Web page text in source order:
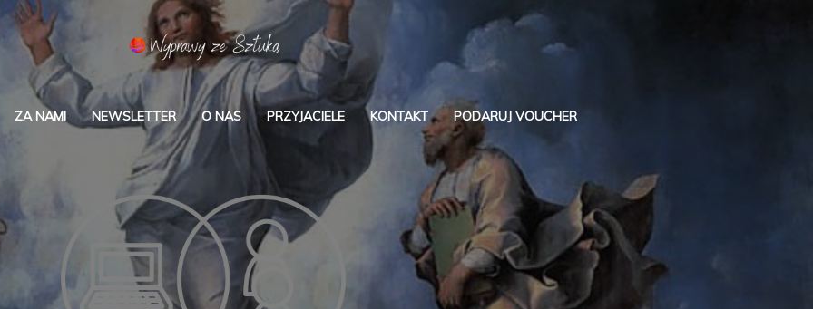
ZA NAMI NEWSLETTER O NAS PRZYJACIELE KONTAKT PODARUJ VOUCHER